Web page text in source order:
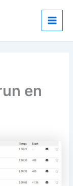
Main
en